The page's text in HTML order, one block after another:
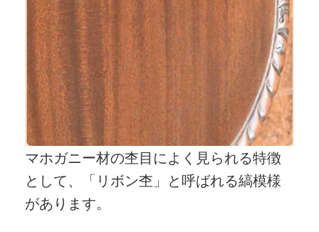
マホガニー材の杢目によく見られる特徴
として、「リボン杢」と呼ばれる縞模様
があります。